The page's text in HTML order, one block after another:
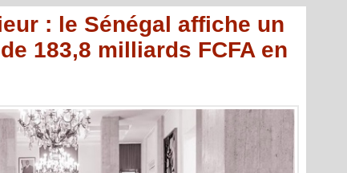
: le Sénégal affiche un
183,8 milliards FCFA en